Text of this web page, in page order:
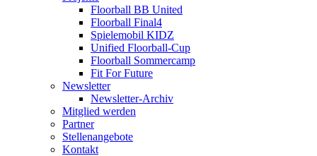
Floorball BB United
Floorball Final4
Spielemobil KIDZ
Unified Floorball-Cup
Floorball Sommercamp
Fit For Future
Newsletter
Newsletter-Archiv
Mitglied werden
Partner
Stellenangebote
Kontakt